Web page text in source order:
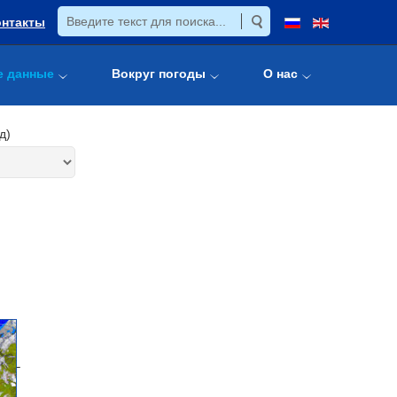
данные Вокруг погоды О нас